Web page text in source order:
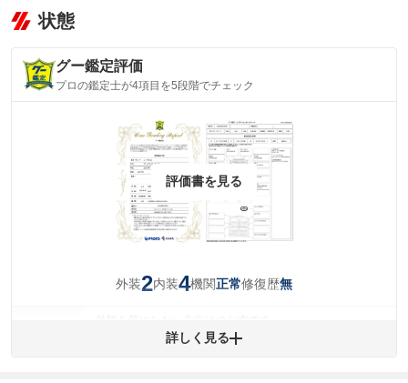
状態
グー鑑定評価
プロの鑑定士が4項目を5段階でチェック
評価書を見る
外装2内装4機関正常修復歴無
キズ・へこみについて問い合わせる
詳しく見る